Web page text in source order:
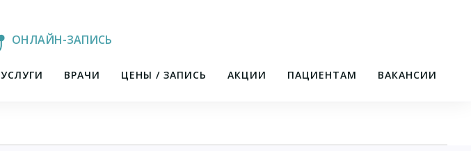
ОНЛАЙН-ЗАПИСЬ
УСЛУГИ ВРАЧИ ЦЕНЫ / ЗАПИСЬ АКЦИИ ПАЦИЕНТАМ ВАКАНСИИ